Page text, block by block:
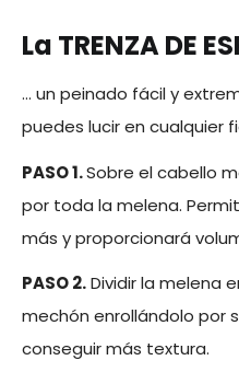
La TRENZA DE
… un peinado fácil y
puedes lucir en cualquier
PASO 1.Sobre el cabello
por toda la melena.
más y proporcionará
PASO 2.Dividir la melena
mechón enrollándolo por
conseguir más textura.